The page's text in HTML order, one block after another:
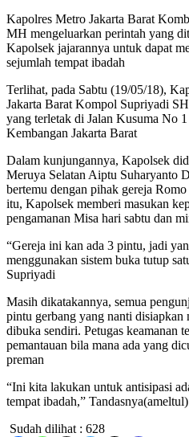
Kapolres Metro Jakarta Barat
MH mengeluarkan perintah yang
Kapolsek jajarannya untuk dapat
sejumlah tempat ibadah
Terlihat, pada Sabtu (19/05/18),
Jakarta Barat Kompol Supriyadi
yang terletak di Jalan Kusuma No
Kembangan Jakarta Barat
Dalam kunjungannya, Kapolsek
Meruya Selatan Aiptu Suharyanto
bertemu dengan pihak gereja
itu, Kapolsek memberi masukan
pengamanan Misa hari sabtu dan
“Gereja ini kan ada 3 pintu, jadi
menggunakan sistem buka tutup
Supriyadi
Masih dikatakannya, semua
pintu gerbang yang nanti disiapkan
dibuka sendiri. Petugas keamanan
pemantauan bila mana ada yang
preman
“Ini kita lakukan untuk antisipasi
tempat ibadah,” Tandasnya(ameltul)
Sudah dilihat : 628